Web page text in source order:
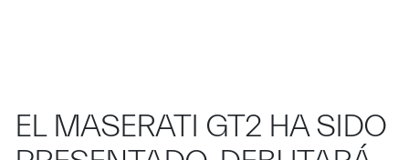
EL MASERATI GT2 HA SIDO